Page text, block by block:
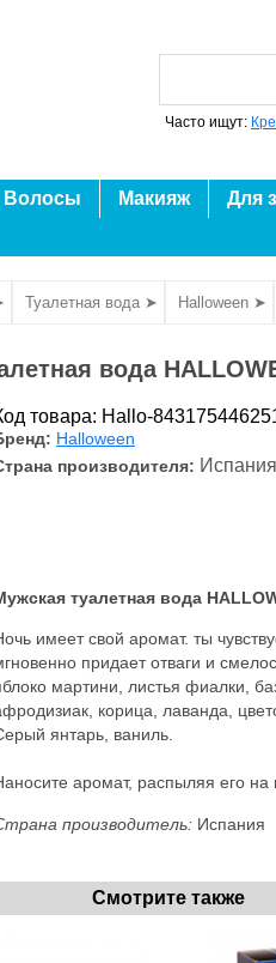
Часто ищут:
Волосы Макияж Для
Туалетная вода ➤ Halloween ➤
вода
товара: Hallo-
Halloween
производителя: Испания
туалетная вода
имеет свой аромат. ты
придает отваги и
мартини, листья фиалки,
корица, лаванда,
янтарь, ваниль.
аромат, распыляя его на
производитель: Испания
Смотрите также